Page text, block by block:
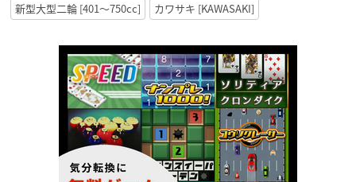
新型大型二輪 [401〜750cc]
カワサキ [KAWASAKI]